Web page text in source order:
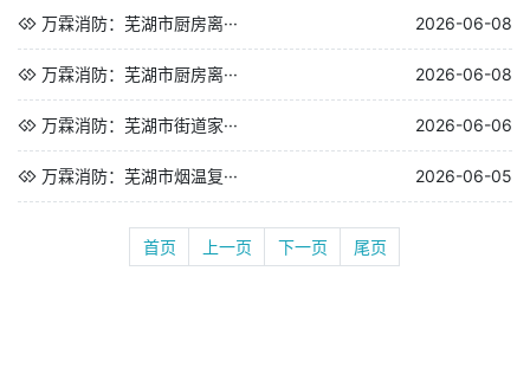
万霖消防：芜湖市厨房离··· 2026-06-08
万霖消防：芜湖市厨房离··· 2026-06-08
万霖消防：芜湖市街道家··· 2026-06-06
万霖消防：芜湖市烟温复··· 2026-06-05
首页 上一页 下一页 尾页